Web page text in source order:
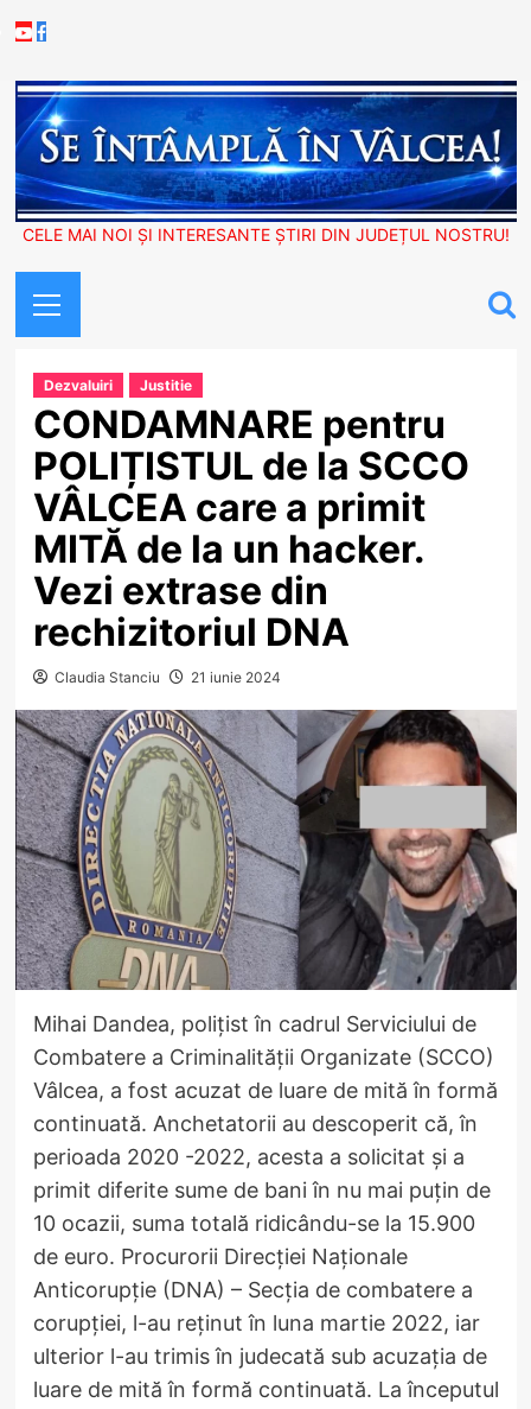
to
Youtube
Facebook
CELE MAI NOI ȘI INTERESANTE ȘTIRI DIN JUDEȚUL NOSTRU!
Menu
Dezvaluiri Justitie
CONDAMNARE pentru
POLIȚISTUL de la SCCO
VÂLCEA care a primit
MITĂ de la un hacker.
Vezi extrase din
rechizitoriul DNA
Claudia Stanciu 21 iunie 2024
Mihai Dandea, polițist în cadrul Serviciului de
Combatere a Criminalității Organizate (SCCO)
Vâlcea, a fost acuzat de luare de mită în formă
continuată. Anchetatorii au descoperit că, în
perioada 2020 -2022, acesta a solicitat și a
primit diferite sume de bani în nu mai puțin de
10 ocazii, suma totală ridicându-se la 15.900
de euro. Procurorii Direcţiei Naţionale
Anticorupţie (DNA) – Secţia de combatere a
corupţiei, l-au reținut în luna martie 2022, iar
ulterior l-au trimis în judecată sub acuzaţia de
luare de mită în formă continuată. La începutul